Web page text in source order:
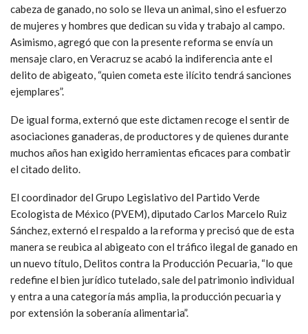
cabeza de ganado, no solo se lleva un animal, sino el esfuerzo
de mujeres y hombres que dedican su vida y trabajo al campo.
Asimismo, agregó que con la presente reforma se envía un
mensaje claro, en Veracruz se acabó la indiferencia ante el
delito de abigeato, “quien cometa este ilícito tendrá sanciones
ejemplares”.
De igual forma, externó que este dictamen recoge el sentir de
asociaciones ganaderas, de productores y de quienes durante
muchos años han exigido herramientas eficaces para combatir
el citado delito.
El coordinador del Grupo Legislativo del Partido Verde
Ecologista de México (PVEM), diputado Carlos Marcelo Ruiz
Sánchez, externó el respaldo a la reforma y precisó que de esta
manera se reubica al abigeato con el tráfico ilegal de ganado en
un nuevo título, Delitos contra la Producción Pecuaria, “lo que
redefine el bien jurídico tutelado, sale del patrimonio individual
y entra a una categoría más amplia, la producción pecuaria y
por extensión la soberanía alimentaria”.